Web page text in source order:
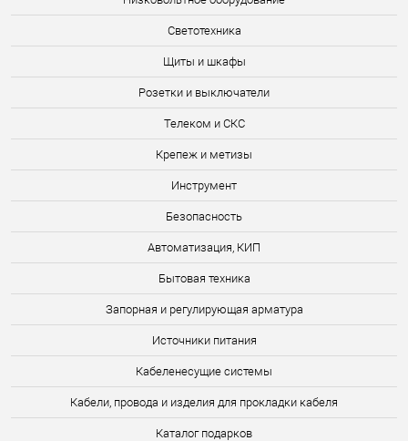
Светотехника
Щиты и шкафы
Розетки и выключатели
Телеком и СКС
Крепеж и метизы
Инструмент
Безопасность
Автоматизация, КИП
Бытовая техника
Запорная и регулирующая арматура
Источники питания
Кабеленесущие системы
Кабели, провода и изделия для прокладки кабеля
Каталог подарков